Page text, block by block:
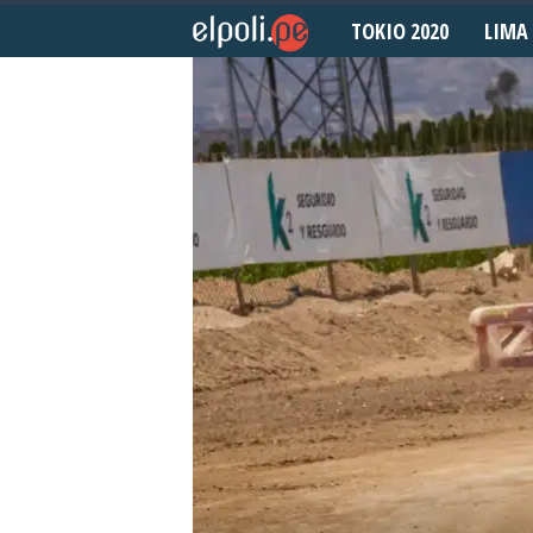
l
P
l
i
e
p
o
TOKIO 2020 LIMA